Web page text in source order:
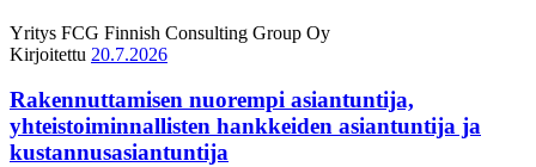
Yritys FCG Finnish Consulting Group Oy
Kirjoitettu 20.7.2026
Rakennuttamisen nuorempi asiantuntija,
yhteistoiminnallisten hankkeiden asiantuntija ja
kustannusasiantuntija